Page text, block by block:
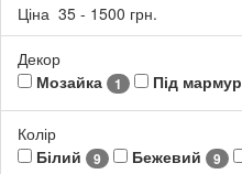
Ціна 35 - 1500 грн.
Декор
Мозайка
1 Під мармур
Колір
Білий
9 Бежевий 9